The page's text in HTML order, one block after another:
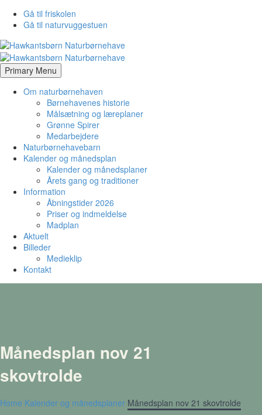
Gå til friskolen
Gå til naturvuggestuen
Primary Menu
Om naturbørnehaven
Børnehavenes historie
Målsætning og læreplaner
Grønne Spirer
Medarbejdere
Naturbørnehavebarn
Kalender og månedsplan
Kalender og månedsplaner
Årets gang og traditioner
Information
Åbningstider 2026
Priser og indmeldelse
Madplan
Aktuelt
Billeder
Medieklip
Kontakt
Månedsplan nov 21
skovtrolde
Home Kalender og månedsplaner Månedsplan nov 21 skovtrolde